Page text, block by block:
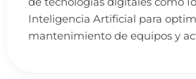
Inteligencia Artificial para
mantenimiento de equipos y